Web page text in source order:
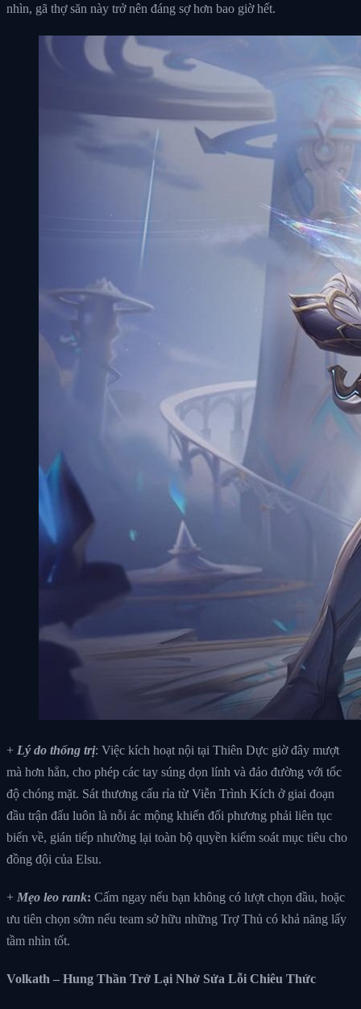
nhìn, gã thợ săn này trở nên đáng sợ hơn bao giờ hết.
+ Lý do thống trị: Việc kích hoạt nội tại Thiên Dực giờ đây mượt
mà hơn hẳn, cho phép các tay súng dọn lính và đảo đường với tốc
độ chóng mặt. Sát thương cấu rỉa từ Viễn Trình Kích ở giai đoạn
đầu trận đấu luôn là nỗi ác mộng khiến đối phương phải liên tục
biến về, gián tiếp nhường lại toàn bộ quyền kiểm soát mục tiêu cho
đồng đội của Elsu.
+ Mẹo leo rank: Cấm ngay nếu bạn không có lượt chọn đầu, hoặc
ưu tiên chọn sớm nếu team sở hữu những Trợ Thủ có khả năng lấy
tầm nhìn tốt.
Volkath – Hung Thần Trở Lại Nhờ Sửa Lỗi Chiêu Thức